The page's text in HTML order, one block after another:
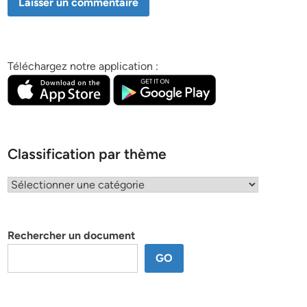
Téléchargez notre application :
Classification par thème
Classification
Rechercher un document
GO